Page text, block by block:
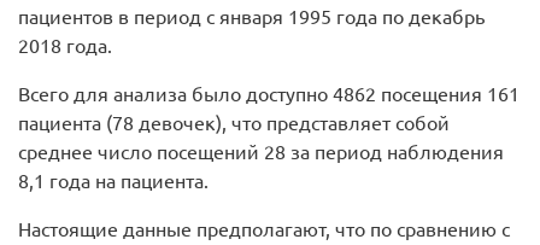
пациентов в период с января 1995 года по декабрь
2018 года.
Всего для анализа было доступно 4862 посещения 161
пациента (78 девочек), что представляет собой
среднее число посещений 28 за период наблюдения
8,1 года на пациента.
Настоящие данные предполагают, что по сравнению с